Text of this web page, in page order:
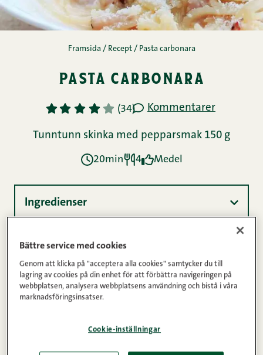
Framsida / Recept / Pasta carbonara
pasta carbonara
1 2 3 4 5 (34) Kommentarer
Tunntunn skinka med pepparsmak 150 g
20min 4 Medel
Ingredienser
Instruktioner
Näringsinnehåll
Bättre service med cookies
Genom att klicka på "acceptera alla cookies" samtycker du till
lagring av cookies på din enhet för att förbättra navigeringen på
webbplatsen, analysera webbplatsens användning och bistå i våra
marknadsföringsinsatser.
Cookie-inställningar